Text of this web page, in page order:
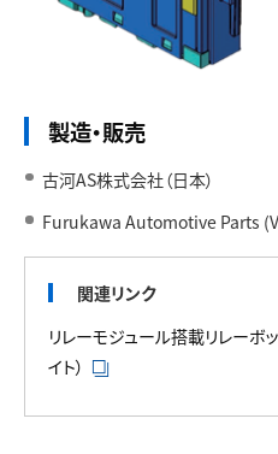
製造・販売
古河AS株式会社（日本）
Furukawa Automotive Parts
関連リンク
リレーモジュール搭載リレーボ
イト）